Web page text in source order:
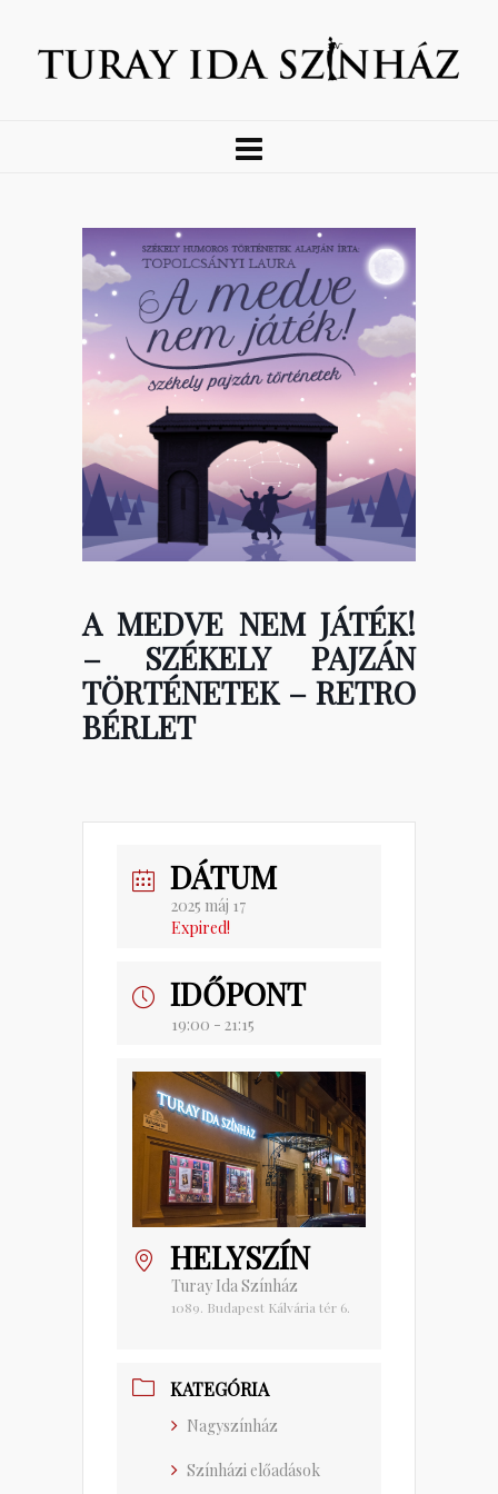
A MEDVE NEM JÁTÉK!
– SZÉKELY PAJZÁN
TÖRTÉNETEK – RETRO
BÉRLET
DÁTUM
2025 máj 17
Expired!
IDŐPONT
19:00 - 21:15
HELYSZÍN
Turay Ida Színház
1089. Budapest Kálvária tér 6.
KATEGÓRIA
Nagyszínház
Színházi előadások